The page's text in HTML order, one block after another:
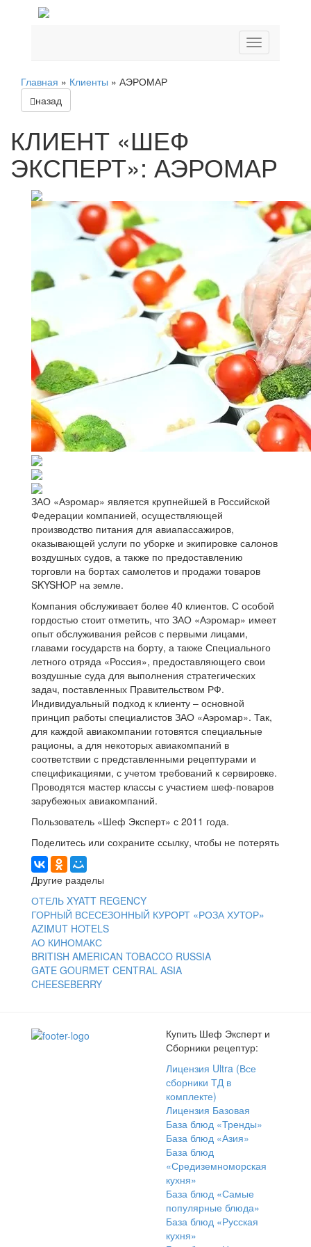
Главная » Клиенты » АЭРОМАР
назад
КЛИЕНТ «ШЕФ
ЭКСПЕРТ»: АЭРОМАР
ЗАО «Аэромар» является крупнейшей в Российской
Федерации компанией, осуществляющей
производство питания для авиапассажиров,
оказывающей услуги по уборке и экипировке салонов
воздушных судов, а также по предоставлению
торговли на бортах самолетов и продажи товаров
SKYSHOP на земле.
Компания обслуживает более 40 клиентов. С особой
гордостью стоит отметить, что ЗАО «Аэромар» имеет
опыт обслуживания рейсов с первыми лицами,
главами государств на борту, а также Специального
летного отряда «Россия», предоставляющего свои
воздушные суда для выполнения стратегических
задач, поставленных Правительством РФ.
Индивидуальный подход к клиенту – основной
принцип работы специалистов ЗАО «Аэромар». Так,
для каждой авиакомпании готовятся специальные
рационы, а для некоторых авиакомпаний в
соответствии с представленными рецептурами и
спецификациями, с учетом требований к сервировке.
Проводятся мастер классы с участием шеф-поваров
зарубежных авиакомпаний.
Пользователь «Шеф Эксперт» с 2011 года.
Поделитесь или сохраните ссылку, чтобы не потерять
Другие разделы
ОТЕЛЬ XYATT REGENCY
ГОРНЫЙ ВСЕСЕЗОННЫЙ КУРОРТ «РОЗА ХУТОР»
AZIMUT HOTELS
АО КИНОМАКС
BRITISH AMERICAN TOBACCO RUSSIA
GATE GOURMET CENTRAL ASIA
CHEESEBERRY
Купить Шеф Эксперт и
Сборники рецептур:
Лицензия Ultra (Все
сборники ТД в
комплекте)
Лицензия Базовая
База блюд «Тренды»
База блюд «Азия»
База блюд
«Средиземноморская
кухня»
База блюд «Самые
популярные блюда»
База блюд «Русская
кухня»